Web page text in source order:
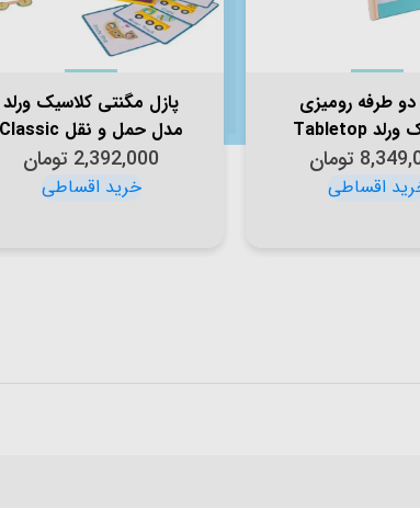
طرفه رومیزی
کلاسیک ورلد Tabletop
53870
تومان
پازل مگنتی کلاسیک ورلد
مدل حمل و نقل Classic
World Magnetic
Traffic&Transportation
2,392,000 تومان